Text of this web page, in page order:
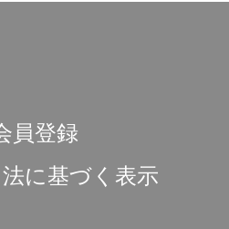
員登録
に基づく表示